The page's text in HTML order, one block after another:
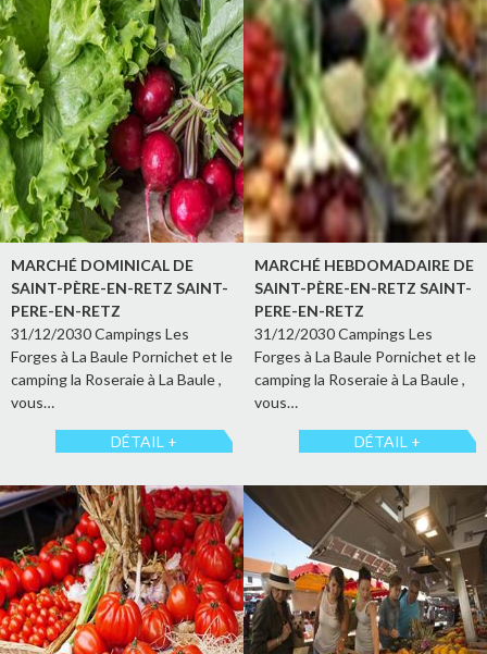
MARCHÉ DOMINICAL DE
SAINT-PÈRE-EN-RETZ SAINT-
PERE-EN-RETZ
31/12/2030 Campings Les
Forges à La Baule Pornichet et le
camping la Roseraie à La Baule ,
vous…
DÉTAIL +
MARCHÉ HEBDOMADAIRE DE
SAINT-PÈRE-EN-RETZ SAINT-
PERE-EN-RETZ
31/12/2030 Campings Les
Forges à La Baule Pornichet et le
camping la Roseraie à La Baule ,
vous…
DÉTAIL +